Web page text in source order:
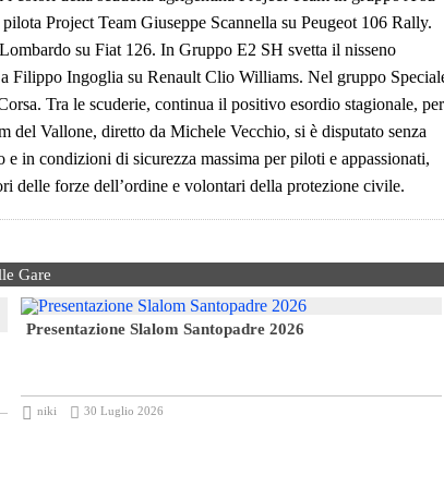
Project Team Giuseppe Scannella su Peugeot 106 Rally.
su Fiat 126. In Gruppo E2 SH svetta il nisseno
Filippo Ingoglia su Renault Clio Williams. Nel gruppo
Tra le scuderie, continua il positivo esordio stagionale, per
Vallone, diretto da Michele Vecchio, si è disputato senza
in condizioni di sicurezza massima per piloti e appassionati,
delle forze dell’ordine e volontari della protezione civile.
Gare
Presentazione Slalom Santopadre 2026
niki 30 Luglio 2026